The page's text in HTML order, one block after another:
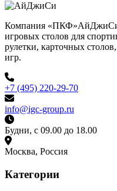
Компания «ПКФ»АйДжиСи»
игровых столов для
рулетки, карточных
игр.
+7 (495) 220-29-70
info@igc-group.ru
Будни, с 09.00 до 18.00
Москва, Россия
Категории